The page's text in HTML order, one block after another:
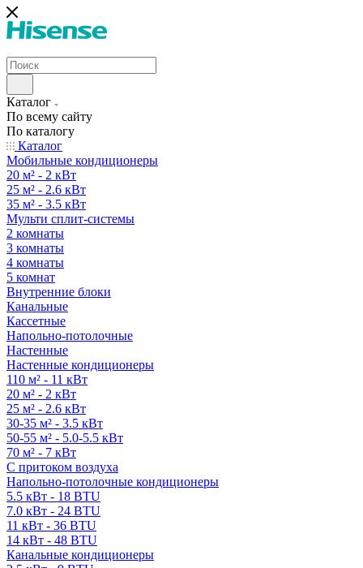
Каталог
По всему сайту
По каталогу
Каталог
Мобильные кондиционеры
20 м² - 2 кВт
25 м² - 2.6 кВт
35 м² - 3.5 кВт
Мульти сплит-системы
2 комнаты
3 комнаты
4 комнаты
5 комнат
Внутренние блоки
Канальные
Кассетные
Напольно-потолочные
Настенные
Настенные кондиционеры
110 м² - 11 кВт
20 м² - 2 кВт
25 м² - 2.6 кВт
30-35 м² - 3.5 кВт
50-55 м² - 5.0-5.5 кВт
70 м² - 7 кВт
С притоком воздуха
Напольно-потолочные кондиционеры
5.5 кВт - 18 BTU
7.0 кВт - 24 BTU
11 кВт - 36 BTU
14 кВт - 48 BTU
Канальные кондиционеры